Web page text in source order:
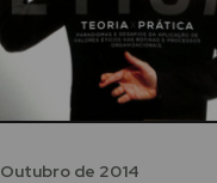
Outubro de 2014